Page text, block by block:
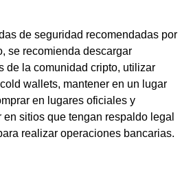
de seguridad recomendadas por
se recomienda descargar
de la comunidad cripto, utilizar
wallets, mantener en un lugar
en lugares oficiales y
sitios que tengan respaldo legal
realizar operaciones bancarias.